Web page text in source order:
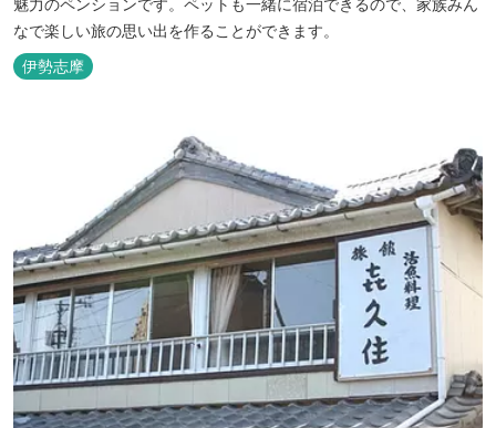
なで楽しい旅の思い出を作ることができます。
伊勢志摩